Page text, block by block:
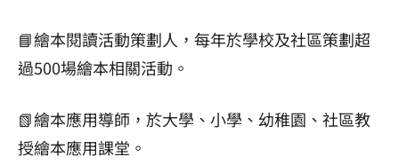
📘繪本閱讀活動策劃人，每年於學校及社區策劃超
過500場繪本相關活動。
📗繪本應用導師，於大學、小學、幼稚園、社區教
授繪本應用課堂。